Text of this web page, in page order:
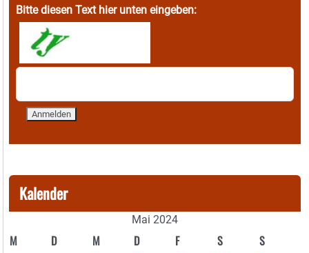
Bitte diesen Text hier unten eingeben:
Kalender
Mai 2024
M D M D F S S